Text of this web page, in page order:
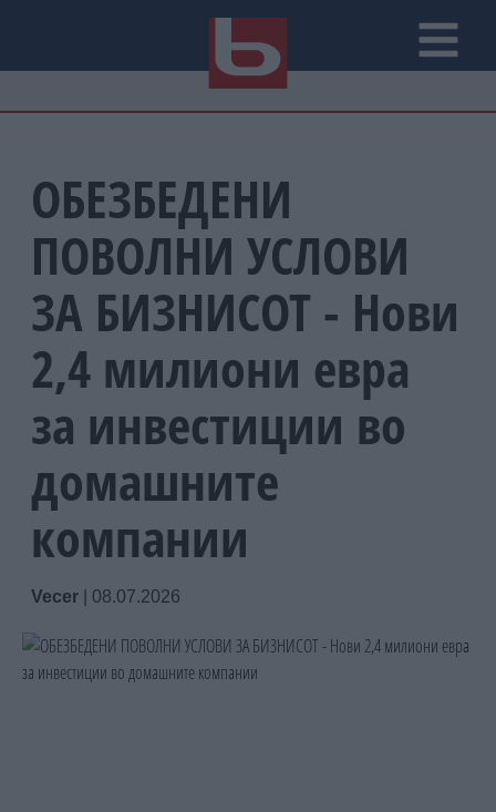
ОБЕЗБЕДЕНИ
ПОВОЛНИ УСЛОВИ
ЗА БИЗНИСОТ - Нови
2,4 милиони евра
за инвестиции во
домашните
компании
Vecer 08.07.2026